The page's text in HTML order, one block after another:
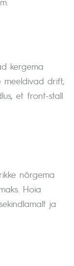
kergema
meeldivad drift,
et front-stall
nõrgema
Hoia
ja